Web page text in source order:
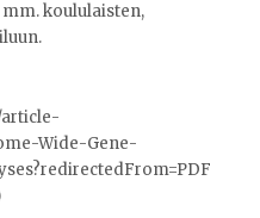
koululaisten,
article-
Wide-Gene-